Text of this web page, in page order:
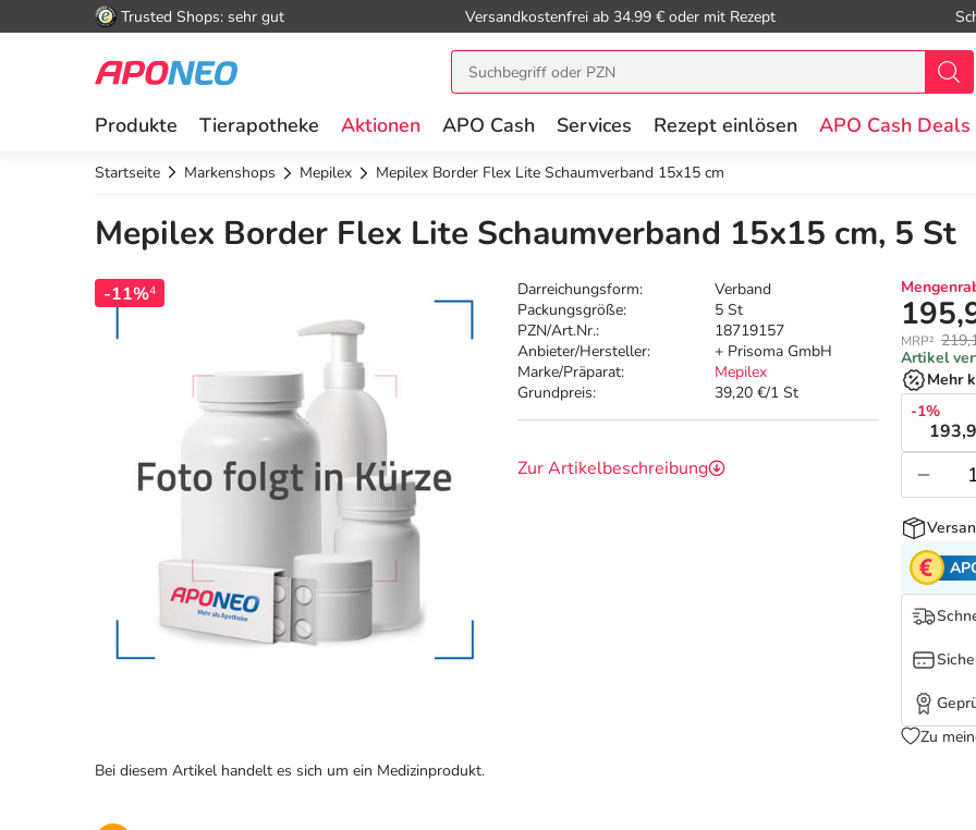
Trusted Shops: sehr gut Versandkostenfrei ab 34.99 € oder mit Rezept
Produkte Tierapotheke Aktionen APO Cash Services Rezept einlösen APO Cash Deals
Startseite Markenshops Mepilex Mepilex Border Flex Lite Schaumverband 15x15 cm
Mepilex Border Flex Lite Schaumverband 15x15 cm, 5 St
-11%4 Darreichungsform:
Verband
Packungsgröße:
5 St
PZN/Art.Nr.:
18719157
Anbieter/Hersteller:
+ Prisoma GmbH
Marke/Präparat:
Mepilex
Grundpreis:
39,20 €/1 St
Zur Artikelbeschreibung
MRP²
Artikel
Mehr
-1%
Zu
Bei diesem Artikel handelt es sich um ein Medizinprodukt.